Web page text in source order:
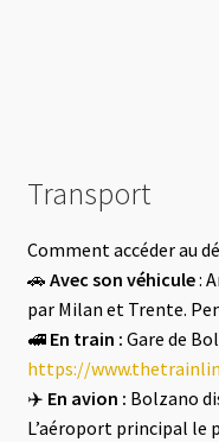
Transport
Comment accéder au
🚗 Avec son véhicule:
par Milan et Trente.
🚅En train : Gare de
https://
✈️ En avion : Bolzano
L’aéroport principal le